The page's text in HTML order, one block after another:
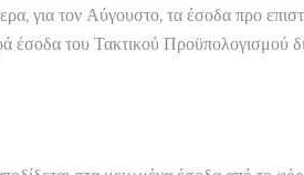
για τον Αύγουστο, τα έσοδα προ
έσοδα του Τακτικού Προϋπολογισμού